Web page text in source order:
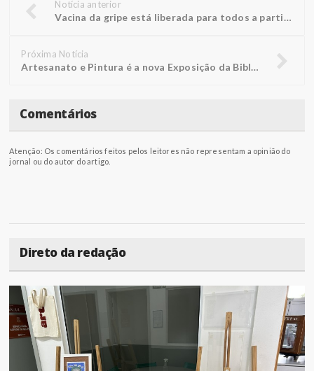
Notícia anterior
Vacina da gripe está liberada para todos a partir de 6 meses
Próxima Notícia
Artesanato e Pintura é a nova Exposição da Biblioteca FUNEPE
Comentários
Atenção: Os comentários feitos pelos leitores não representam a opinião do
jornal ou do autor do artigo.
Direto da redação